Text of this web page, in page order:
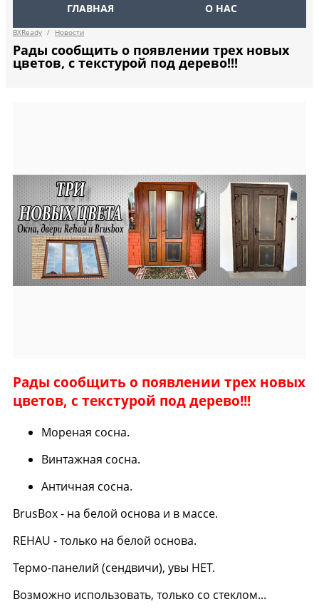
ГЛАВНАЯ О НАС
BXReady / Новости
Рады сообщить о появлении трех новых
цветов, с текстурой под дерево!!!
Рады сообщить о появлении трех новых
цветов, с текстурой под дерево!!!
Мореная сосна.
Винтажная сосна.
Античная сосна.
BrusBox - на белой основа и в массе.
REHAU - только на белой основа.
Термо-панелий (сендвичи), увы НЕТ.
Возможно использовать, только со стеклом...